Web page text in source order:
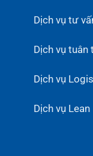
Dịch vụ tư
Dịch vụ tuân
Dịch vụ
Dịch vụ Lean